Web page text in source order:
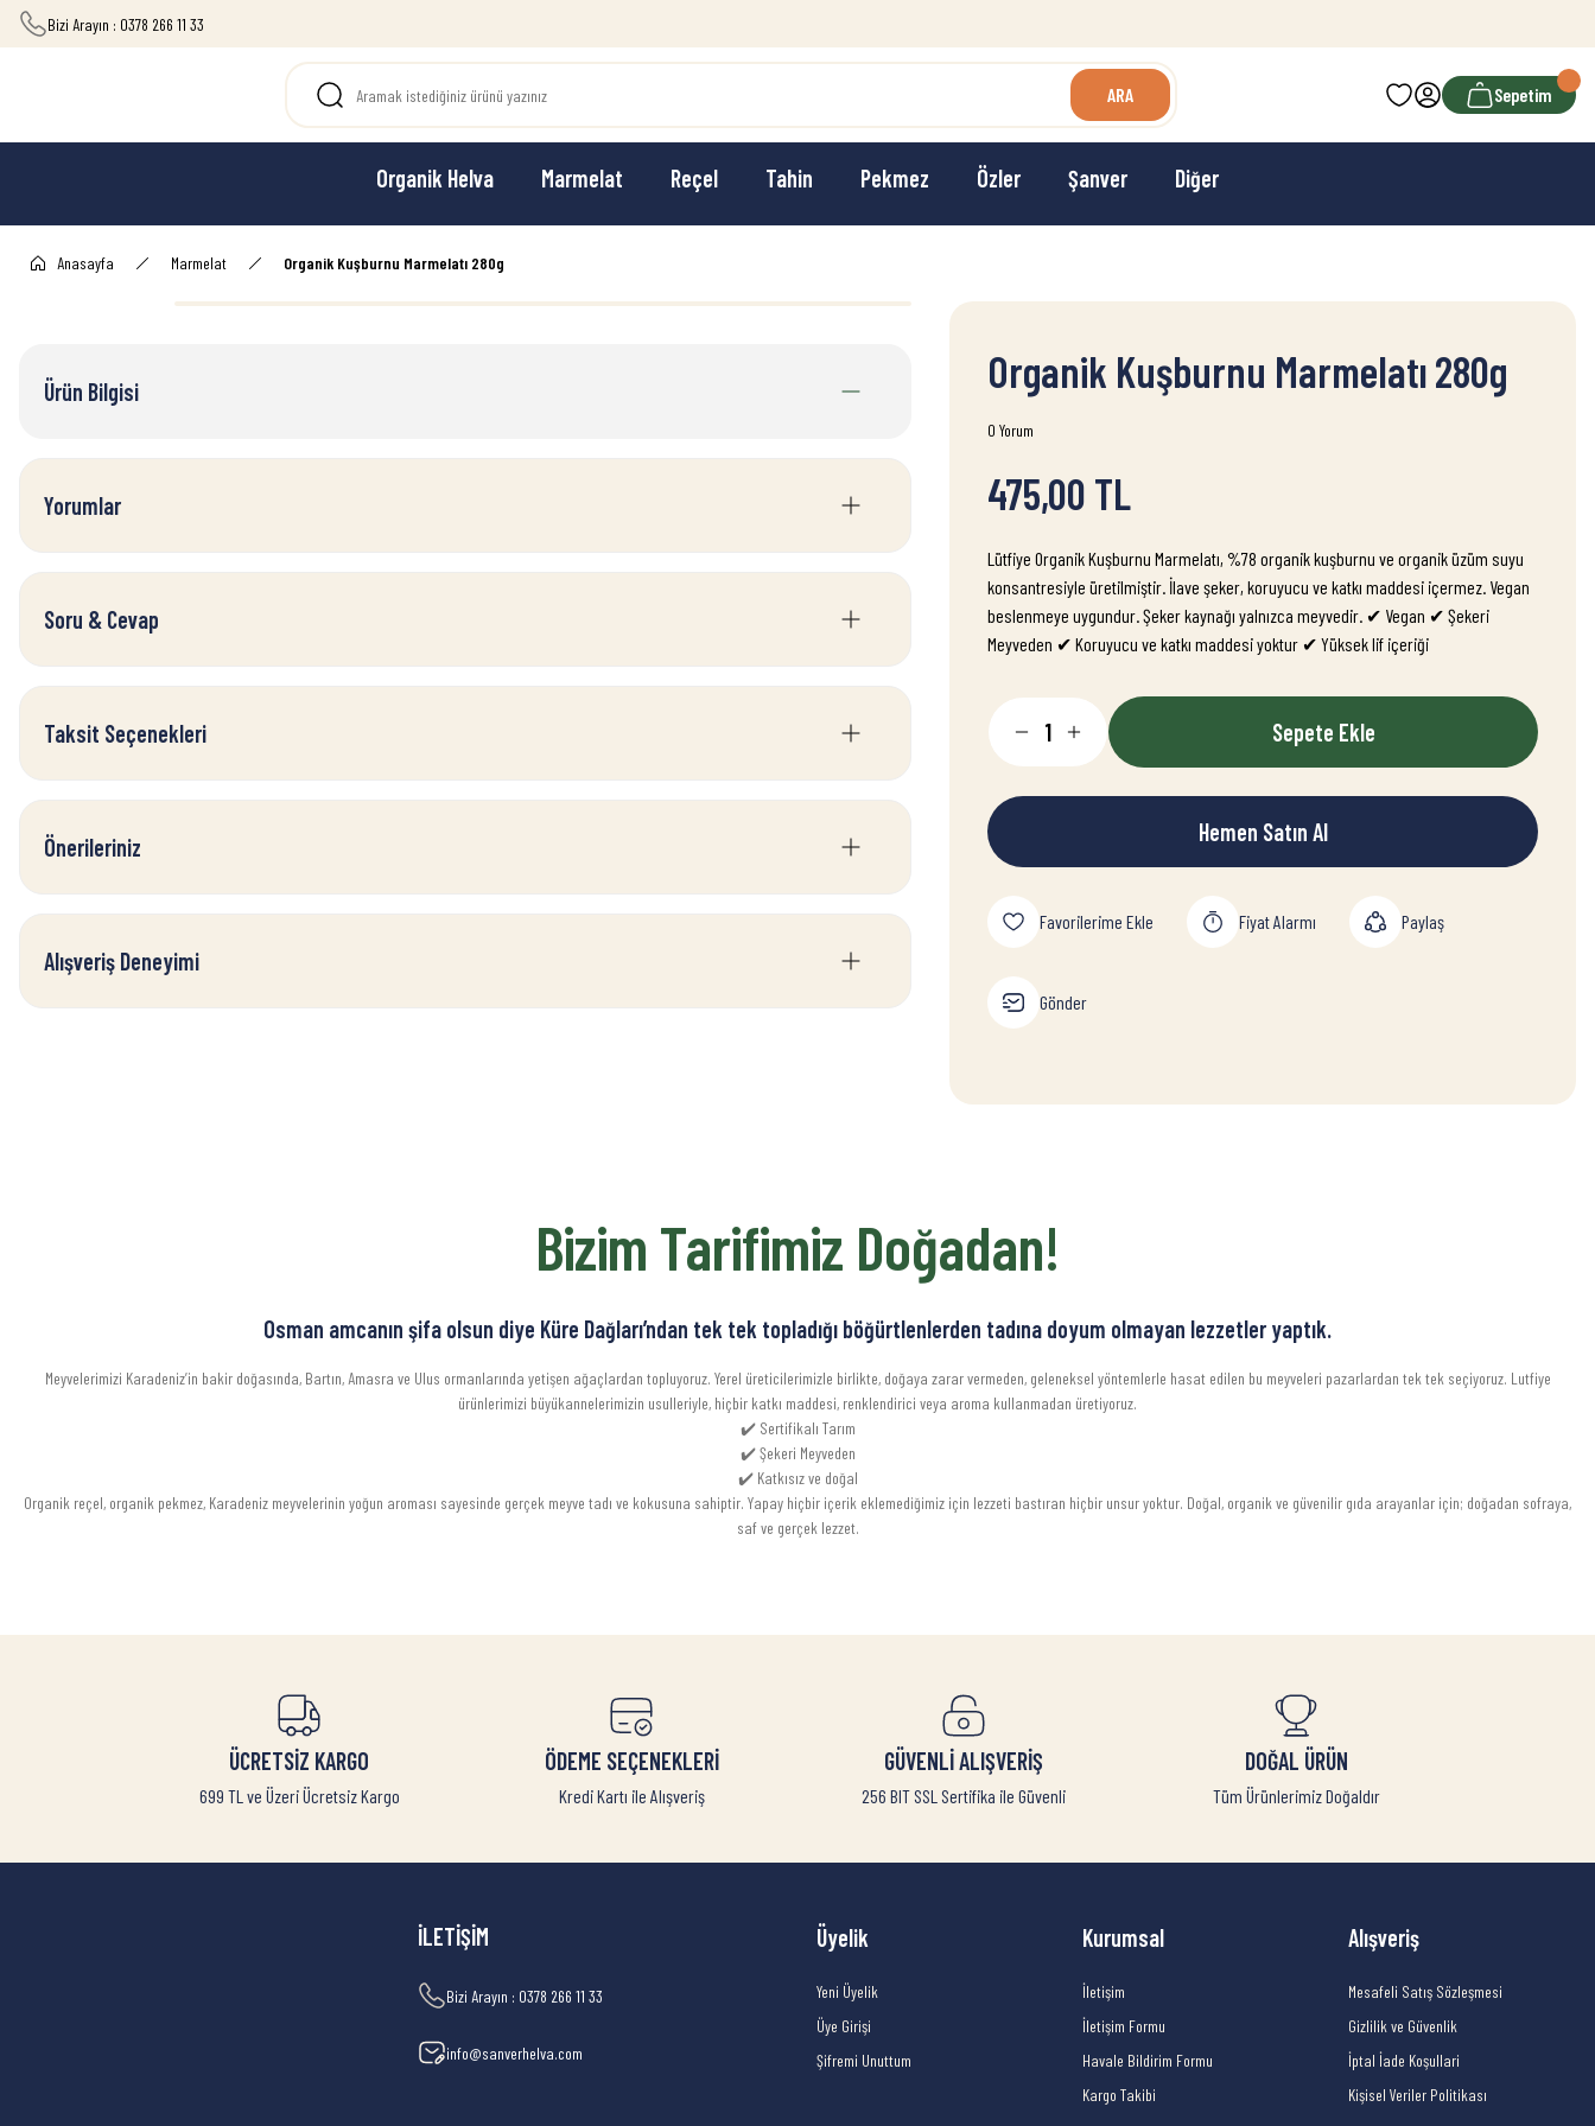
Bizi Arayın : 0378 266 11 33
ARA Sepetim
Organik Helva Marmelat Reçel Tahin Pekmez Özler Şanver Diğer
Anasayfa Marmelat Organik Kuşburnu Marmelatı 280g
Ürün Bilgisi
Yorumlar
Soru & Cevap
Taksit Seçenekleri
Önerileriniz
Alışveriş Deneyimi
Organik Kuşburnu Marmelatı 280g
0 Yorum
475,00 TL
Lütfiye Organik Kuşburnu Marmelatı, %78 organik kuşburnu ve organik üzüm suyu
konsantresiyle üretilmiştir. İlave şeker, koruyucu ve katkı maddesi içermez. Vegan
beslenmeye uygundur. Şeker kaynağı yalnızca meyvedir. ✔ Vegan ✔ Şekeri
Meyveden ✔ Koruyucu ve katkı maddesi yoktur ✔ Yüksek lif içeriği
Sepete Ekle
Hemen Satın Al
Fiyat Alarmı Paylaş
Gönder
Bizim Tarifimiz Doğadan!
Osman amcanın şifa olsun diye Küre Dağları’ndan tek tek topladığı böğürtlenlerden tadına doyum olmayan lezzetler yaptık.
Meyvelerimizi Karadeniz’in bakir doğasında, Bartın, Amasra ve Ulus ormanlarında yetişen ağaçlardan topluyoruz. Yerel üreticilerimizle birlikte, doğaya zarar vermeden, geleneksel yöntemlerle hasat edilen bu meyveleri pazarlardan tek tek seçiyoruz. Lutfiye
ürünlerimizi büyükannelerimizin usulleriyle, hiçbir katkı maddesi, renklendirici veya aroma kullanmadan üretiyoruz.
✔️ Sertifikalı Tarım
✔️ Şekeri Meyveden
✔️ Katkısız ve doğal
Organik reçel, organik pekmez, Karadeniz meyvelerinin yoğun aroması sayesinde gerçek meyve tadı ve kokusuna sahiptir. Yapay hiçbir içerik eklemediğimiz için lezzeti bastıran hiçbir unsur yoktur. Doğal, organik ve güvenilir gıda arayanlar için; doğadan sofraya,
saf ve gerçek lezzet.
ÜCRETSİZ KARGO
699 TL ve Üzeri Ücretsiz Kargo
ÖDEME SEÇENEKLERİ
Kredi Kartı ile Alışveriş
GÜVENLİ ALIŞVERİŞ
256 BIT SSL Sertifika ile Güvenli
DOĞAL ÜRÜN
Tüm Ürünlerimiz Doğaldır
İLETİŞİM
Bizi Arayın : 0378 266 11 33
info@sanverhelva.com
Üyelik
Yeni Üyelik
Üye Girişi
Şifremi Unuttum
Kurumsal
İletişim
İletişim Formu
Havale Bildirim Formu
Kargo Takibi
Alışveriş
Mesafeli Satış Sözleşmesi
Gizlilik ve Güvenlik
İptal İade Koşullari
Kişisel Veriler Politikası